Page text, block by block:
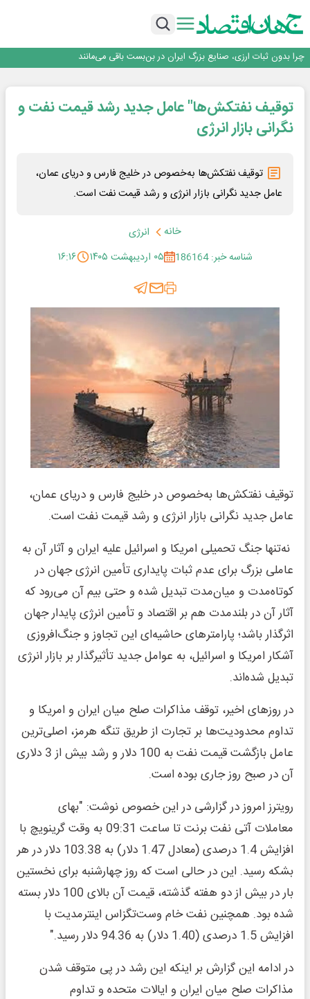
افزایش قیمت بلیت اتوبوس فصلی شد؟
رانندگان انگلیسی به سرقت سوخت روی آوردند!
روزنامه ۱۷ مرداد
افزایش قیمت بلیت اتوبوس فصلی شد؟
توقیف نفتکش‌ها" عامل جدید رشد قیمت نفت و
نگرانی بازار انرژی
توقیف نفتکش‌ها به‌خصوص در خلیج فارس و دریای عمان،
عامل جدید نگرانی بازار انرژی و رشد قیمت نفت است.
خانه
انرژی
شناسه خبر: 186164
۰۵ اردیبهشت ۱۴۰۵ ۱۶:۱۶
توقیف نفتکش‌ها به‌خصوص در خلیج فارس و دریای عمان،
عامل جدید نگرانی بازار انرژی و رشد قیمت نفت است.
نه‌تنها جنگ تحمیلی امریکا و اسرائیل علیه ایران و آثار آن به
عاملی بزرگ برای عدم ثبات پایداری تأمین انرژی جهان در
کوتاه‌مدت و میان‌مدت تبدیل شده و حتی بیم آن می‌رود که
آثار آن در بلندمدت هم بر اقتصاد و تأمین انرژی پایدار جهان
اثرگذار باشد؛ پارامترهای حاشیه‌ای این تجاوز و جنگ‌افروزی
آشکار امریکا و اسرائیل، به عوامل جدید تأثیرگذار بر بازار انرژی
تبدیل شده‌اند.
در روزهای اخیر، توقف مذاکرات صلح میان ایران و امریکا و
تداوم محدودیت‌ها بر تجارت از طریق تنگه هرمز، اصلی‌ترین
عامل بازگشت قیمت نفت به 100 دلار و رشد بیش از 3 دلاری
آن در صبح روز جاری بوده است.
رویترز امروز در گزارشی در این خصوص نوشت: "بهای
معاملات آتی نفت برنت تا ساعت 09:31 به وقت گرینویچ با
افزایش 1.4 درصدی (معادل 1.47 دلار) به 103.38 دلار در هر
بشکه رسید. این در حالی است که روز چهارشنبه برای نخستین
بار در بیش از دو هفته گذشته، قیمت آن بالای 100 دلار بسته
شده بود. همچنین نفت خام وست‌تگزاس اینترمدیت با
افزایش 1.5 درصدی (1.40 دلار) به 94.36 دلار رسید."
در ادامه این گزارش بر اینکه این رشد در پی متوقف شدن
مذاکرات صلح میان ایران و ایالات متحده و تداوم